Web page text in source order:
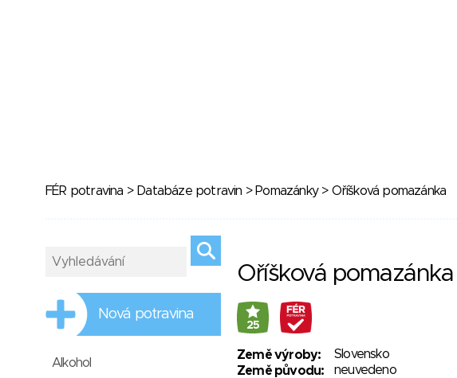
FÉR potravina > Databáze potravin > Pomazánky> Oříšková pomazánka
Oříšková pomazánka
25
Země výroby:
Slovensko
Země původu:
neuvedeno
Nová potravina
Alkohol